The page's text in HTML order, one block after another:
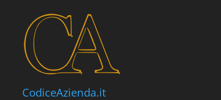
CodiceAzienda.it